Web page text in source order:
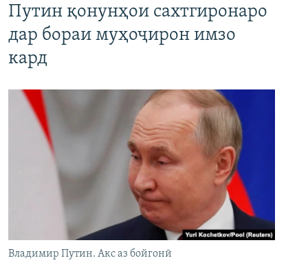
Путин қонунҳои сахтгиронаро
дар бораи муҳоҷирон имзо
кард
Владимир Путин. Акс аз бойгонӣ